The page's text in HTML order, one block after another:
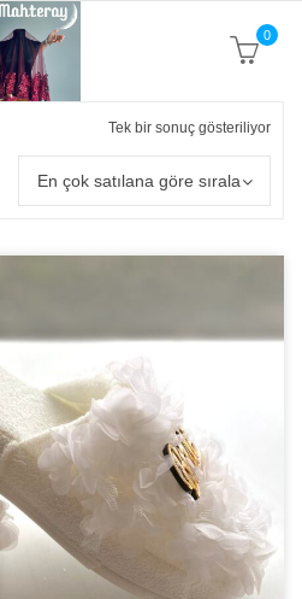
0
Tek bir sonuç gösteriliyor
En çok satılana göre sırala